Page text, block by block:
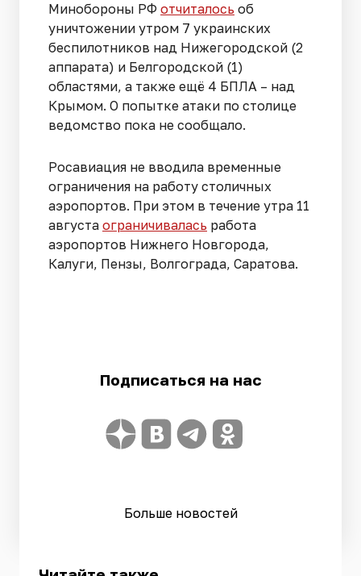
Минобороны РФ отчиталось об
уничтожении утром 7 украинских
беспилотников над Нижегородской (2
аппарата) и Белгородской (1)
областями, а также ещё 4 БПЛА – над
Крымом. О попытке атаки по столице
ведомство пока не сообщало.
Росавиация не вводила временные
ограничения на работу столичных
аэропортов. При этом в течение утра 11
августа ограничивалась работа
аэропортов Нижнего Новгорода,
Калуги, Пензы, Волгограда, Саратова.
Подписаться на нас
Больше новостей